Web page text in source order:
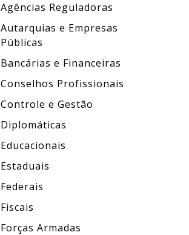
Agências Reguladoras
Autarquias e Empresas
Públicas
Bancárias e Financeiras
Conselhos Profissionais
Controle e Gestão
Diplomáticas
Educacionais
Estaduais
Federais
Fiscais
Forças Armadas